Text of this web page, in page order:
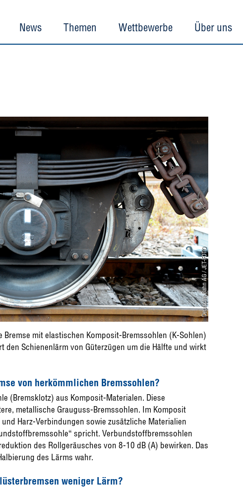
News Themen Wettbewerbe Über uns
Deutsche Bahn AG / JET-FOTO
mit elastischen Komposit-Bremssohlen (K-Sohlen)
den Schienenlärm von Güterzügen um die Hälfte und wirkt
von herkömmlichen Bremssohlen?
(Bremsklotz) aus Komposit-Materialen. Diese
metallische Grauguss-Bremssohlen. Im Komposit
Harz-Verbindungen sowie zusätzliche Materialien
spricht. Verbundstoffbremssohlen
des Rollgeräusches von 8-10 dB (A) bewirken. Das
des Lärms wahr.
weniger Lärm?